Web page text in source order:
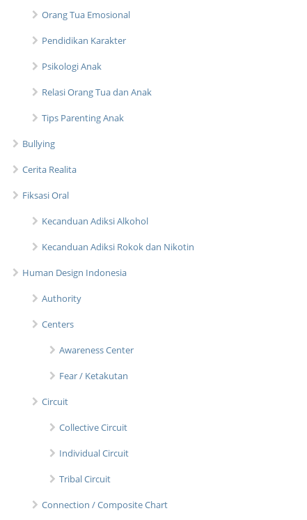
Orang Tua Emosional
Pendidikan Karakter
Psikologi Anak
Relasi Orang Tua dan Anak
Tips Parenting Anak
Bullying
Cerita Realita
Fiksasi Oral
Kecanduan Adiksi Alkohol
Kecanduan Adiksi Rokok dan Nikotin
Human Design Indonesia
Authority
Centers
Awareness Center
Fear / Ketakutan
Circuit
Collective Circuit
Individual Circuit
Tribal Circuit
Connection / Composite Chart